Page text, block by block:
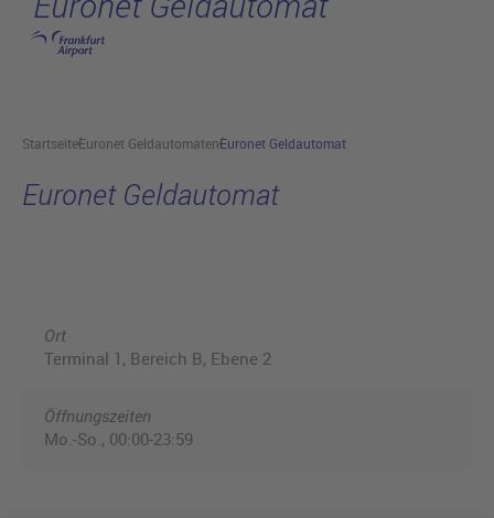
Hauptinhalt anspringen
StartseiteEuronet GeldautomatenEuronet Geldautomat
Euronet Geldautomat
Ort
Terminal 1, Bereich B, Ebene 2
Öffnungszeiten
Mo.-So., 00:00-23:59